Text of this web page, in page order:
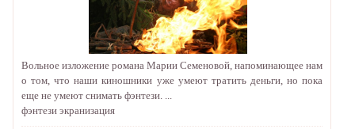
Вольное изложение романа Марии Семеновой, напоминающее нам
о том, что наши киношники уже умеют тратить деньги, но пока
еще не умеют снимать фэнтези. ...
фэнтези экранизация